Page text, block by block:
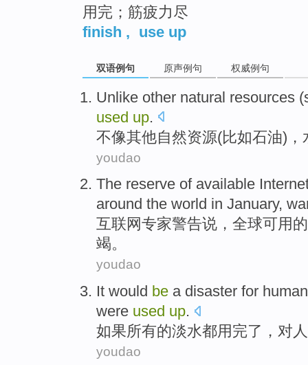
用完；筋疲力尽
finish , use up
双语例句 原声例句 权威例句
Unlike other natural resources (
used up.
不像其他自然资源(比如石油)，
youdao
The reserve of available
around the world in January,
互联网专家警告说 ， 全球可用 的
竭。
youdao
It would be a disaster for
were used up.
如果所有的淡水都用 完了 ， 对
youdao